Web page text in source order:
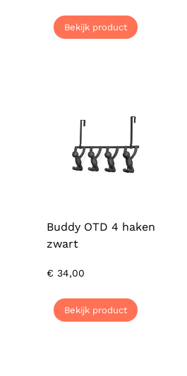
Bekijk product
Buddy OTD 4 haken
zwart
€ 34,00
Bekijk product